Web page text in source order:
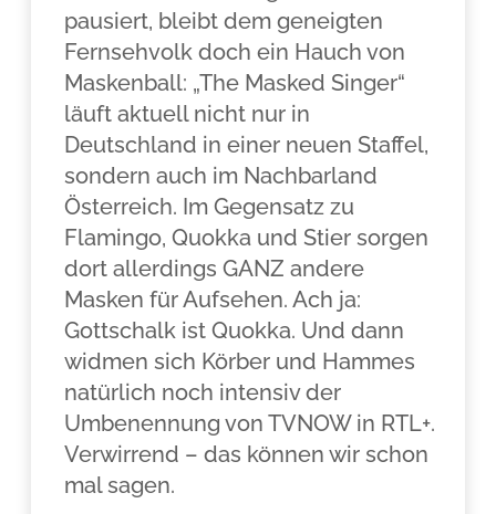
pausiert, bleibt dem geneigten
Fernsehvolk doch ein Hauch von
Maskenball: „The Masked Singer“
läuft aktuell nicht nur in
Deutschland in einer neuen Staffel,
sondern auch im Nachbarland
Österreich. Im Gegensatz zu
Flamingo, Quokka und Stier sorgen
dort allerdings GANZ andere
Masken für Aufsehen. Ach ja:
Gottschalk ist Quokka. Und dann
widmen sich Körber und Hammes
natürlich noch intensiv der
Umbenennung von TVNOW in RTL+.
Verwirrend – das können wir schon
mal sagen.